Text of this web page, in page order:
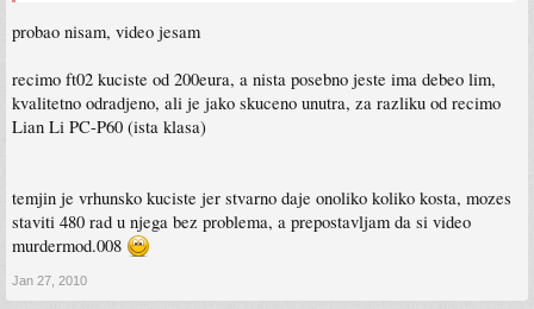
spadaju gdje u neku nizu klasu ????
Brzinsko pitanje jesi li ova kucista vidio, probao ili ????
probao nisam, video jesam
recimo ft02 kuciste od 200eura, a nista posebno jeste ima debeo lim,
kvalitetno odradjeno, ali je jako skuceno unutra, za razliku od recimo
Lian Li PC-P60 (ista klasa)
temjin je vrhunsko kuciste jer stvarno daje onoliko koliko kosta, mozes
staviti 480 rad u njega bez problema, a prepostavljam da si video
murdermod.008
Jan 27, 2010